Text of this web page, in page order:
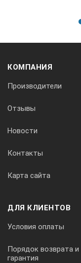
КОМПАНИЯ
Производители
Отзывы
Новости
Контакты
Карта сайта
ДЛЯ КЛИЕНТОВ
Условия оплаты
Порядок возврата и
гарантия